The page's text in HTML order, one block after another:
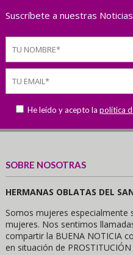
Suscríbete a nuestras
He leído y acepto la política
SOBRE NOSOTRAS
HERMANAS OBLATAS DEL
Somos mujeres especialmente
mujeres. Nos sentimos
compartir la BUENA NOTICIA
en situación de